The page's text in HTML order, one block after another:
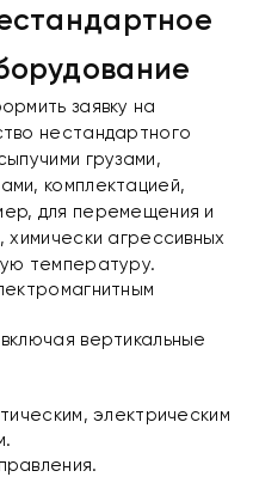
заявку на
нестандартного
грузами,
комплектацией,
для перемещения и
химически агрессивных
температуру.
вертикальные
электрическим